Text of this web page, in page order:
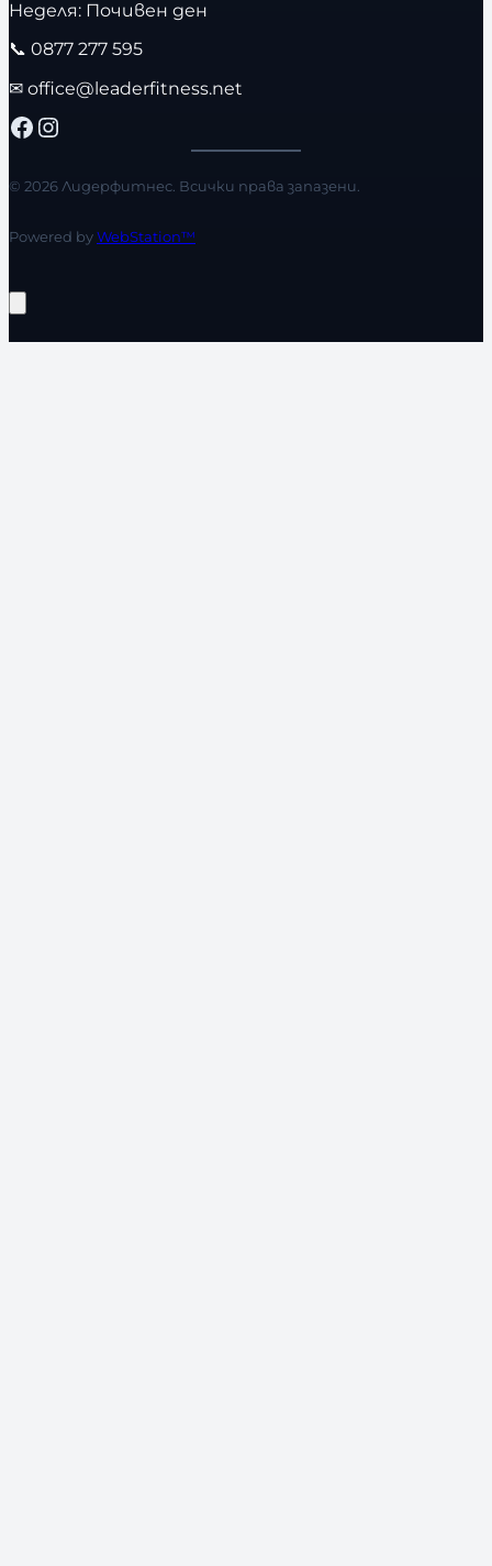
Неделя: Почивен ден
📞 0877 277 595
✉ office@leaderfitness.net
Facebook Instagram
© 2026 Лидерфитнес. Всички права запазени.
Powered byWebStation™